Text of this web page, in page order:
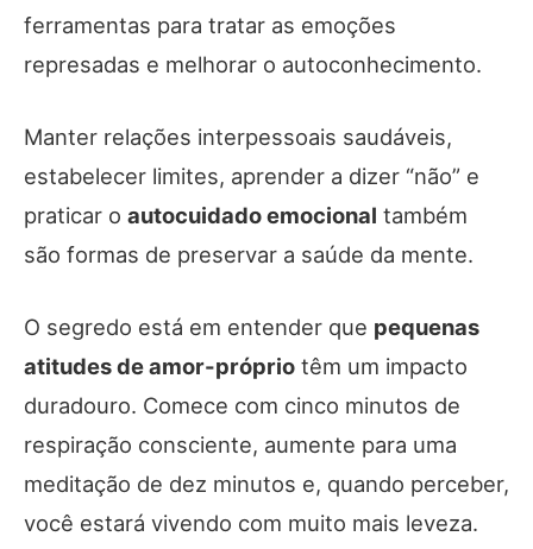
ferramentas para tratar as emoções
represadas e melhorar o autoconhecimento.
Manter relações interpessoais saudáveis,
estabelecer limites, aprender a dizer “não” e
praticar o autocuidado emocional também
são formas de preservar a saúde da mente.
O segredo está em entender que pequenas
atitudes de amor-próprio têm um impacto
duradouro. Comece com cinco minutos de
respiração consciente, aumente para uma
meditação de dez minutos e, quando perceber,
você estará vivendo com muito mais leveza.